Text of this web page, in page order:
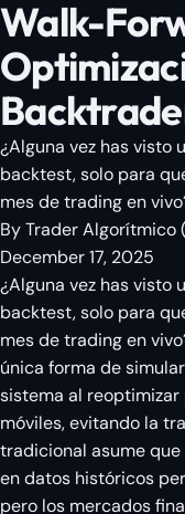
Walk-
¿Alguna vez has visto
backtest, solo para
mes de trading en
ByTrader Algorítmico
December 17, 2025
¿Alguna vez has visto
backtest, solo para
mes de trading en
única forma de
sistema al
móviles, evitando la
tradicional asume
en datos históricos
pero los mercados